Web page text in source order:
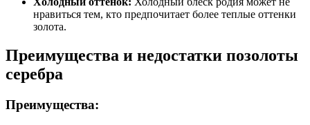
нравиться тем, кто предпочитает более теплые оттенки
золота.
Преимущества и недостатки позолоты
серебра
Преимущества: